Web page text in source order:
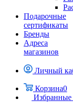
Подарочные
сертификаты
Бренды
Адреса
магазинов
Личный
Корзина0
Избранные